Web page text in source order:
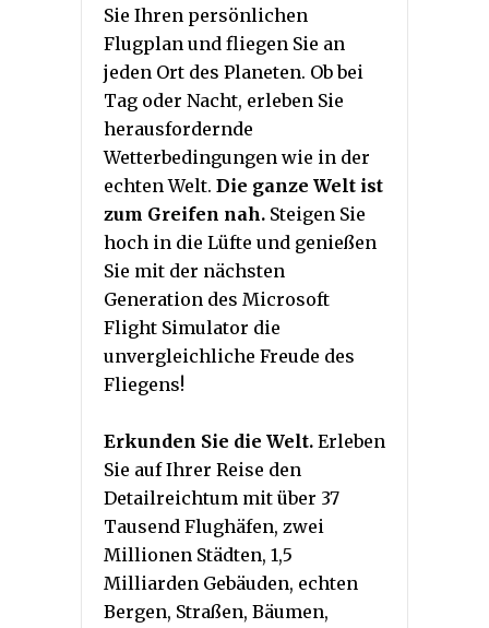
Sie Ihren persönlichen
Flugplan und fliegen Sie an
jeden Ort des Planeten. Ob bei
Tag oder Nacht, erleben Sie
herausfordernde
Wetterbedingungen wie in der
echten Welt. Die ganze Welt ist
zum Greifen nah. Steigen Sie
hoch in die Lüfte und genießen
Sie mit der nächsten
Generation des Microsoft
Flight Simulator die
unvergleichliche Freude des
Fliegens!
Erkunden Sie die Welt. Erleben
Sie auf Ihrer Reise den
Detailreichtum mit über 37
Tausend Flughäfen, zwei
Millionen Städten, 1,5
Milliarden Gebäuden, echten
Bergen, Straßen, Bäumen,